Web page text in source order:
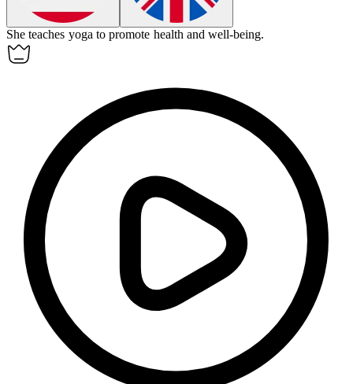
Sheteaches yoga to promote health and well-being.